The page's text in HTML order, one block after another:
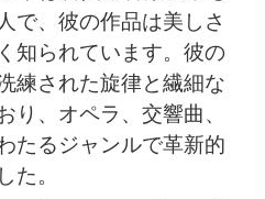
で、彼の作品は美しさ
知られています。彼の
練された旋律と繊細な
り、オペラ、交響曲、
たるジャンルで革新的
た。